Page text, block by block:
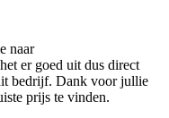
naar
er goed uit dus direct
bedrijf. Dank voor jullie
prijs te vinden.